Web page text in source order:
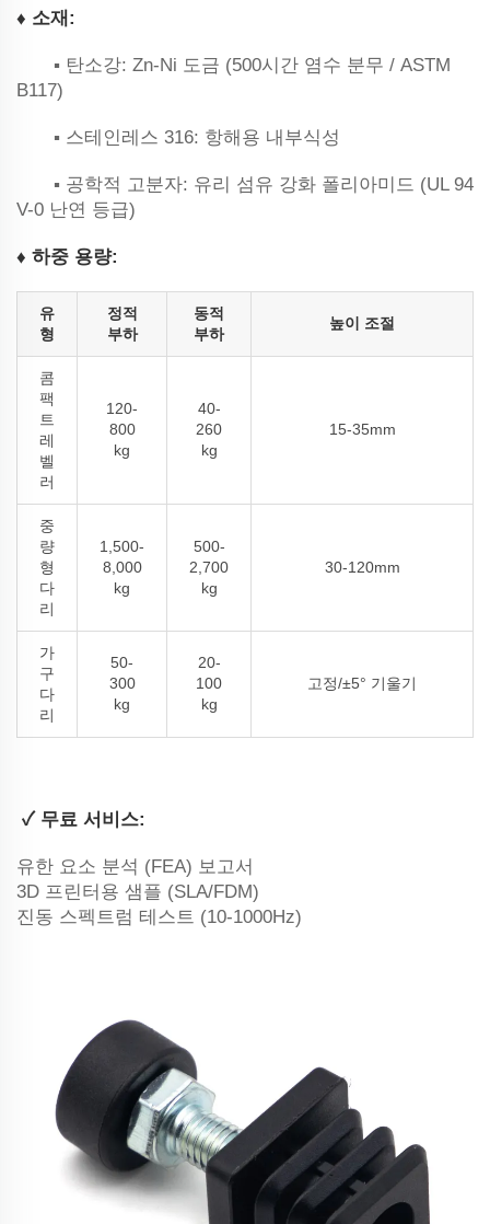
♦ ‌소재‌:
▪ ‌탄소강‌: Zn-Ni 도금 (500시간 염수 분무 / ASTM
B117)
▪ ‌스테인레스 316‌: 항해용 내부식성
▪ ‌공학적 고분자‌: 유리 섬유 강화 폴리아미드 (UL 94
V-0 난연 등급)
♦ ‌하중 용량‌:
유
형
정적
부하
동적
부하
높이 조절
콤
팩
트
레
벨
러
120-
800
kg
40-
260
kg
15-35mm
중
량
형
다
리
1,500-
8,000
kg
500-
2,700
kg
30-120mm
가
구
다
리
50-
300
kg
20-
100
kg
고정/±5° 기울기
✓ 무료 서비스‌:
유한 요소 분석 (FEA) 보고서
3D 프린터용 샘플 (SLA/FDM)
진동 스펙트럼 테스트 (10-1000Hz)